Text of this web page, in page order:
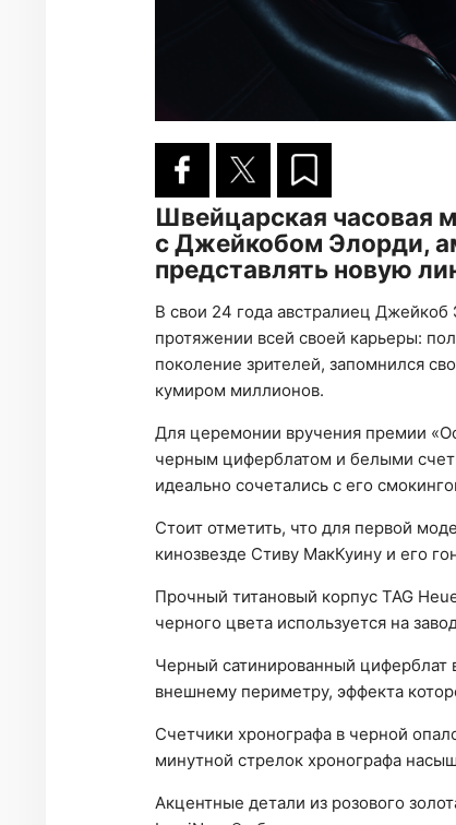
Швейцарская часовая
с Джейкобом Элорди,
представлять новую
В свои 24 года австралиец
протяжении всей своей карьеры:
поколение зрителей, запомнился
кумиром миллионов.
Для церемонии вручения премии
черным циферблатом и белыми
идеально сочетались с его
Стоит отметить, что для первой
кинозвезде Стиву МакКуину и его
Прочный титановый корпус TAG
черного цвета используется на
Черный сатинированный циферблат
внешнему периметру, эффекта
Счетчики хронографа в черной
минутной стрелок хронографа
Акцентные детали из розового